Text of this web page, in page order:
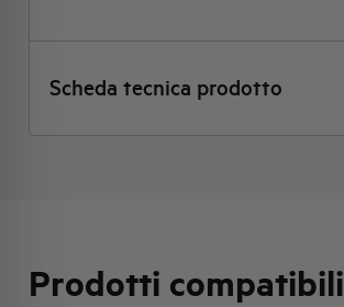
Scheda tecnica prodotto
Prodotti compatibili